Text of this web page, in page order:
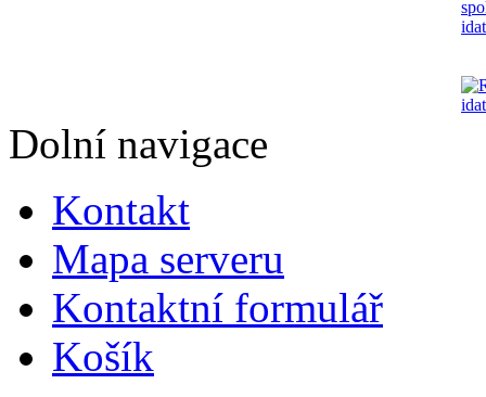
Dolní navigace
Kontakt
Mapa serveru
Kontaktní formulář
Košík